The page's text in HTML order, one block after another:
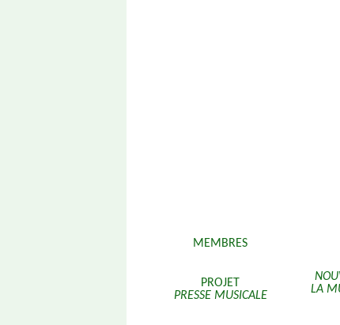
MEMBRES
PROJET
PRESSE MUSICALE
LA